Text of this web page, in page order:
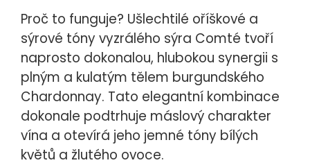
Proč to funguje? Ušlechtilé oříškové a
sýrové tóny vyzrálého sýra Comté tvoří
naprosto dokonalou, hlubokou synergii s
plným a kulatým tělem burgundského
Chardonnay. Tato elegantní kombinace
dokonale podtrhuje máslový charakter
vína a otevírá jeho jemné tóny bílých
květů a žlutého ovoce.